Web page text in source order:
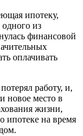
ипотеку,
из
финансовой
оплачивать
работу, и,
новое место в
жизни,
ипотеке на время